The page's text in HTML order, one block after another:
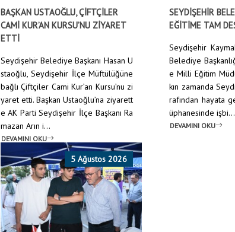
BAŞKAN USTAOĞLU, ÇİFTÇİLER
CAMİ KUR’AN KURSU’NU ZİYARET
ETTİ
Seydişehir Belediye Başkanı Hasan U
staoğlu, Seydişehir İlçe Müftülüğüne
bağlı Çiftçiler Cami Kur’an Kursu’nu zi
yaret etti. Başkan Ustaoğlu’na ziyarett
e AK Parti Seydişehir İlçe Başkanı Ra
mazan Arın i...
DEVAMINI OKU
SEYDİŞEHİR
EĞİTİME TAM
Seydişehir
Belediye
e Milli Eğitim
kın zamanda
rafından hayata
üphanesinde işbi...
DEVAMINI OKU
5 Ağustos 2026